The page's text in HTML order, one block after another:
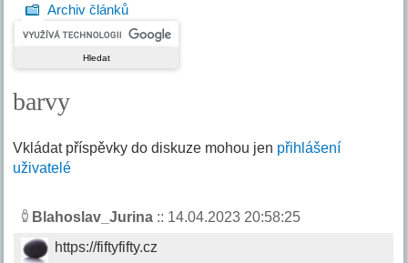
Archiv článků
barvy
Vkládat příspěvky do diskuze mohou jen přihlášení
uživatelé
Blahoslav_Jurina :: 14.04.2023 20:58:25
https://fiftyfifty.cz